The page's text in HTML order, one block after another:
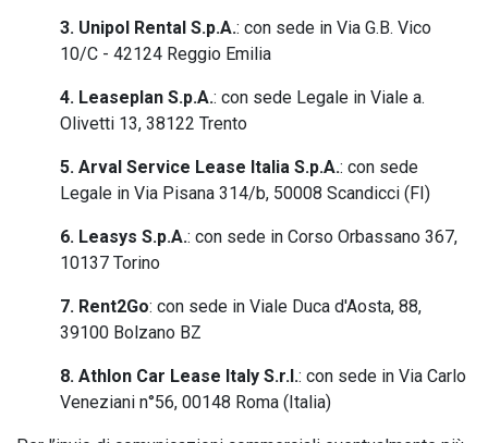
3. Unipol Rental S.p.A.: con sede in Via G.B. Vico
10/C - 42124 Reggio Emilia
4. Leaseplan S.p.A.: con sede Legale in Viale a.
Olivetti 13, 38122 Trento
5. Arval Service Lease Italia S.p.A.: con sede
Legale in Via Pisana 314/b, 50008 Scandicci (FI)
6. Leasys S.p.A.: con sede in Corso Orbassano 367,
10137 Torino
7. Rent2Go: con sede in Viale Duca d'Aosta, 88,
39100 Bolzano BZ
8. Athlon Car Lease Italy S.r.l.: con sede in Via Carlo
Veneziani n°56, 00148 Roma (Italia)